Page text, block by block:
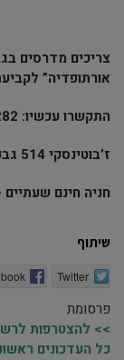
צריכים מדרסים
אורתופדיה”
התקשרו עכשיו: 0548000282 –
ז’בוטינסקי 514 גבעת שמואל
חניה חינם שעתיים
שיתוף
Twitter
פרסומת
>> להצטרפות
כל העדכונים